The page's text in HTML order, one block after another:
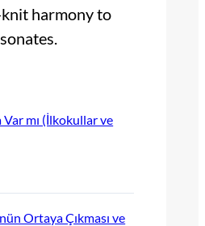
harmony to
Var mı (İlkokullar ve
Ortaya Çıkması ve